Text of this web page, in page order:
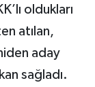
oldukları
atılan,
aday
sağladı.